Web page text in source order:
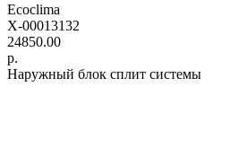
Ecoclima
X-00013132
24850.00
р.
Наружный блок сплит системы